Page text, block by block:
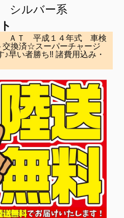
シルバー系
ＡＴ 平成１４年式 車検
交換済☆スーパーチャージ
早い者勝ち‼ 諸費用込み・